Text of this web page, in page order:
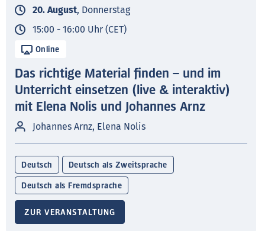
20. August, Donnerstag
15:00 - 16:00 Uhr (CET)
Online
Das richtige Material finden – und im
Unterricht einsetzen (live & interaktiv)
mit Elena Nolis und Johannes Arnz
Johannes Arnz, Elena Nolis
Deutsch Deutsch als Zweitsprache
Deutsch als Fremdsprache
ZUR VERANSTALTUNG